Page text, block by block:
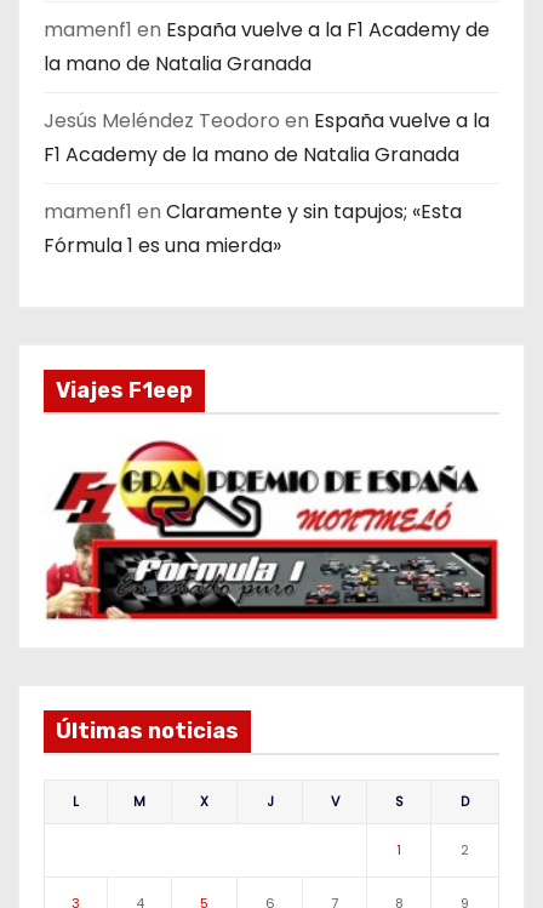
mamenf1 en España vuelve a la F1 Academy de
la mano de Natalia Granada
Jesús Meléndez Teodoro en España vuelve a la
F1 Academy de la mano de Natalia Granada
mamenf1 en Claramente y sin tapujos; «Esta
Fórmula 1 es una mierda»
Viajes F1eep
Últimas noticias
L M X J V S D
1 2
3 4 5 6 7 8 9